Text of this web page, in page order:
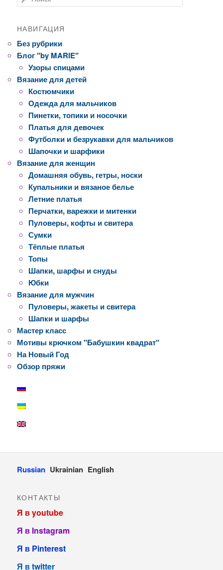
НАВИГАЦИЯ
Без рубрики
Блог "by MARIE"
Узоры спицами
Вязание для детей
Костюмчики
Одежда для мальчиков
Пинетки, топики и носочки
Платья для девочек
Футболки и безрукавки для мальчиков
Шапочки и шарфики
Вязание для женщин
Домашняя обувь, гетры, носки
Купальники и вязаное белье
Летние платья
Перчатки, варежки и митенки
Пуловеры, кофты и свитера
Сумки
Тёплые платья
Топы
Шапки, шарфы и снуды
Юбки
Вязание для мужчин
Пуловеры, жакеты и свитера
Шапки и шарфы
Мастер класс
Мотивы крючком "Бабушкин квадрат"
На Новый Год
Обзор пряжи
Russian Ukrainian English
КОНТАКТЫ
Я в youtube
Я в Instagram
Я в Pinterest
Я в twitter